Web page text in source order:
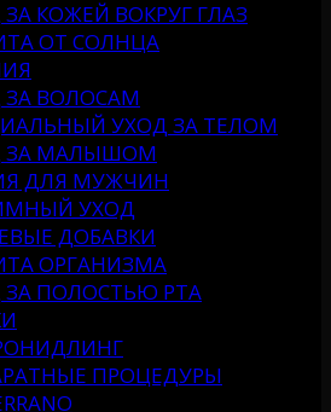
КОЖЕЙ ВОКРУГ ГЛАЗ
ОТ СОЛНЦА
ЗА ВОЛОСАМ
УХОД ЗА ТЕЛОМ
ЗА МАЛЫШОМ
ДЛЯ МУЖЧИН
УХОД
ДОБАВКИ
ОРГАНИЗМА
ЗА ПОЛОСТЬЮ РТА
ПРОЦЕДУРЫ